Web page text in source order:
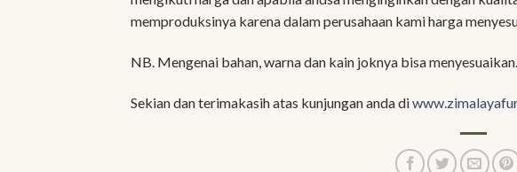
memproduksinya karena dalam perusahaan kami harga
NB. Mengenai bahan, warna dan kain joknya bisa menyesuaikan.
Sekian dan terimakasih atas kunjungan anda di